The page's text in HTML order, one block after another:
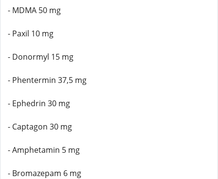
- MDMA 50 mg
- Paxil 10 mg
- Donormyl 15 mg
- Phentermin 37,5 mg
- Ephedrin 30 mg
- Captagon 30 mg
- Amphetamin 5 mg
- Bromazepam 6 mg